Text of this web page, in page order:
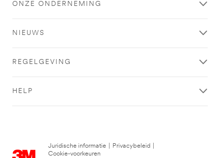
ONZE ONDERNEMING
NIEUWS
REGELGEVING
HELP
Juridische informatie Privacybeleid
Cookie-voorkeuren